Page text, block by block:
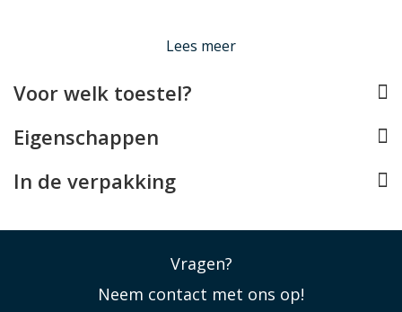
Lees minder
Lees meer
Voor welk toestel?
Eigenschappen
In de verpakking
Vragen?
Neem contact met ons op!